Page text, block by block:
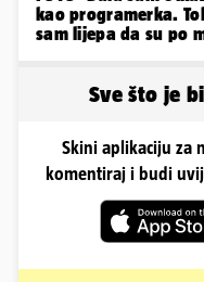
kao programerka.
sam lijepa da su po
Sve što je
Skini aplikaciju za
komentiraj i budi